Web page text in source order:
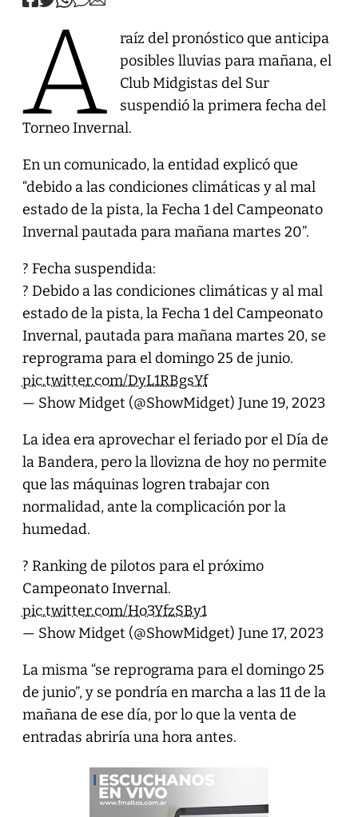
A
raíz del pronóstico que anticipa
posibles lluvias para mañana, el
Club Midgistas del Sur
suspendió la primera fecha del
Torneo Invernal.
En un comunicado, la entidad explicó que
“debido a las condiciones climáticas y al mal
estado de la pista, la Fecha 1 del Campeonato
Invernal pautada para mañana martes 20”.
? Fecha suspendida:
?️ Debido a las condiciones climáticas y al mal
estado de la pista, la Fecha 1 del Campeonato
Invernal, pautada para mañana martes 20, se
reprograma para el domingo 25 de junio.
pic.twitter.com/DyL1RBgsYf
— Show Midget (@ShowMidget) June 19, 2023
La idea era aprovechar el feriado por el Día de
la Bandera, pero la llovizna de hoy no permite
que las máquinas logren trabajar con
normalidad, ante la complicación por la
humedad.
? Ranking de pilotos para el próximo
Campeonato Invernal.
pic.twitter.com/Ho3YfzSBy1
— Show Midget (@ShowMidget) June 17, 2023
La misma “se reprograma para el domingo 25
de junio”, y se pondría en marcha a las 11 de la
mañana de ese día, por lo que la venta de
entradas abriría una hora antes.